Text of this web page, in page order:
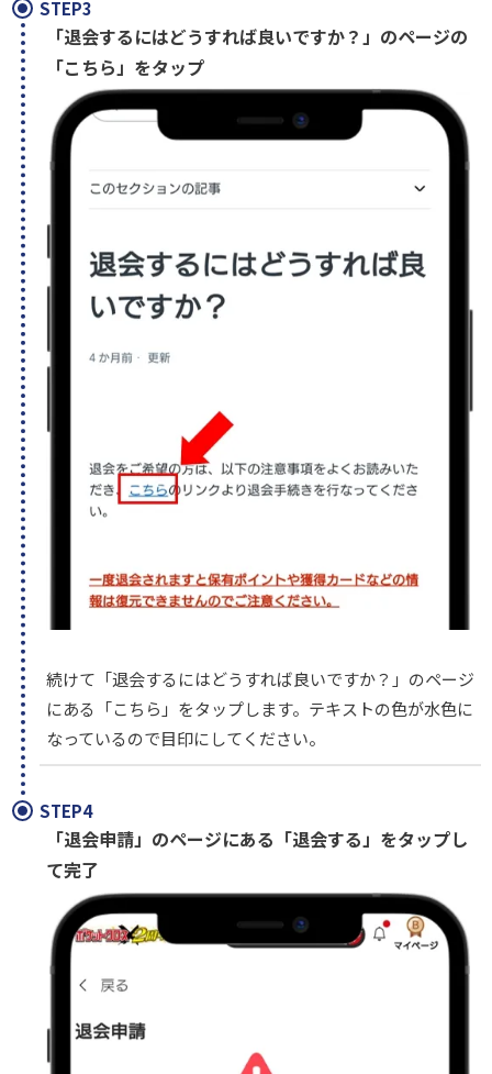
STEP3
「退会するにはどうすれば良いですか？」のページの
「こちら」をタップ
続けて「退会するにはどうすれば良いですか？」のページ
にある「こちら」をタップします。テキストの色が水色に
なっているので目印にしてください。
STEP4
「退会申請」のページにある「退会する」をタップし
て完了